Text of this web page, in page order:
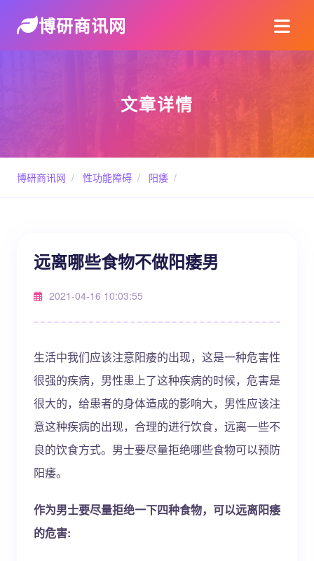
博研商讯网
文章详情
博研商讯网 / 性功能障碍 / 阳痿 /
远离哪些食物不做阳痿男
2021-04-16 10:03:55
生活中我们应该注意阳痿的出现，这是一种危害性
很强的疾病，男性患上了这种疾病的时候，危害是
很大的，给患者的身体造成的影响大，男性应该注
意这种疾病的出现，合理的进行饮食，远离一些不
良的饮食方式。男士要尽量拒绝哪些食物可以预防
阳痿。
作为男士要尽量拒绝一下四种食物，可以远离阳痿
的危害: